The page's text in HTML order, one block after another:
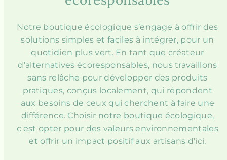
Notre boutique écologique s’engage à offrir des
solutions simples et faciles à intégrer, pour un
quotidien plus vert. En tant que créateur
d’alternatives écoresponsables, nous travaillons
sans relâche pour développer des produits
pratiques, conçus localement, qui répondent
aux besoins de ceux qui cherchent à faire une
différence. Choisir notre boutique écologique,
c'est opter pour des valeurs environnementales
et offrir un impact positif aux artisans d’ici.